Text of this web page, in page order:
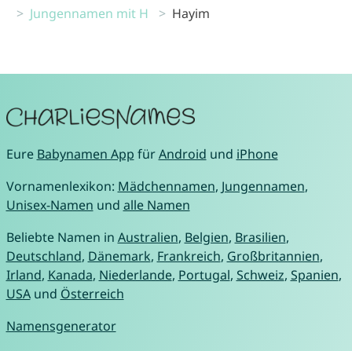
Jungennamen mit H
Hayim
Eure Babynamen App fürAndroid und iPhone
Vornamenlexikon: Mädchennamen, Jungennamen,
Unisex-Namen und alle Namen
Beliebte Namen in Australien, Belgien, Brasilien,
Deutschland, Dänemark, Frankreich, Großbritannien,
Irland, Kanada, Niederlande, Portugal, Schweiz, Spanien,
USAund Österreich
Namensgenerator